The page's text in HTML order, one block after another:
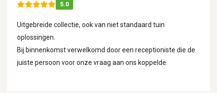
5.0
Uitgebreide collectie, ook van niet standaard tuin
oplossingen.
Bij binnenkomst verwelkomd door een receptioniste die de
juiste persoon voor onze vraag aan ons koppelde.